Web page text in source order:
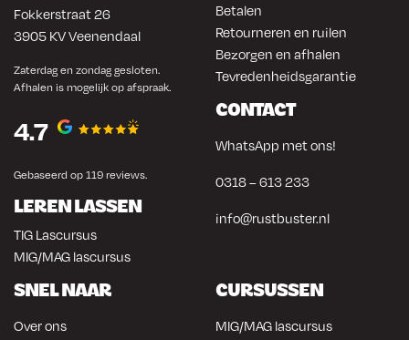
Fokkerstraat 26
3905 KV Veenendaal
Zaterdag en zondag gesloten.
Afhalen is mogelijk op afspraak.
4.7
Gebaseerd op 119 reviews.
LEREN LASSEN
TIG Lascursus
MIG/MAG lascursus
Betalen
Retourneren en ruilen
Bezorgen en afhalen
Tevredenheidsgarantie
CONTACT
WhatsApp met ons!
0318 – 613 233
info@rustbuster.nl
SNEL NAAR
Over ons
CURSUSSEN
MIG/MAG lascursus